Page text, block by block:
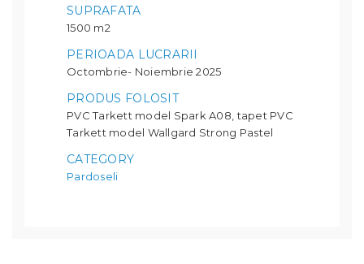
SUPRAFATA
1500 m2
PERIOADA LUCRARII
Octombrie- Noiembrie 2025
PRODUS FOLOSIT
PVC Tarkett model Spark A08, tapet PVC
Tarkett model Wallgard Strong Pastel
CATEGORY
Pardoseli